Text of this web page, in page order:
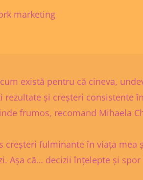
marketing
există pentru că cineva,
rezultate și creșteri consistente
frumos, recomand Mihaela
creșteri fulminante în viața mea
Așa că… decizii înțelepte și spor